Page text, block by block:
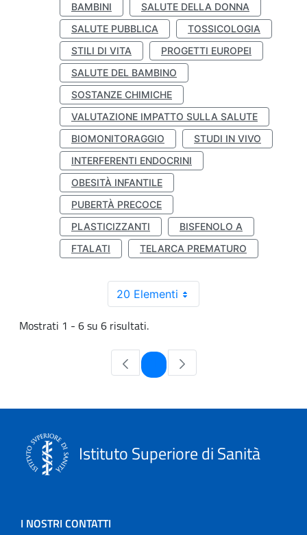
BAMBINI
SALUTE DELLA DONNA
SALUTE PUBBLICA
TOSSICOLOGIA
STILI DI VITA
PROGETTI EUROPEI
SALUTE DEL BAMBINO
SOSTANZE CHIMICHE
VALUTAZIONE IMPATTO SULLA SALUTE
BIOMONITORAGGIO
STUDI IN VIVO
INTERFERENTI ENDOCRINI
OBESITÀ INFANTILE
PUBERTÀ PRECOCE
PLASTICIZZANTI
BISFENOLO A
FTALATI
TELARCA PREMATURO
20 Elementi
Mostrati 1 - 6 su 6 risultati.
Pagina
Istituto Superiore di Sanità
I NOSTRI CONTATTI